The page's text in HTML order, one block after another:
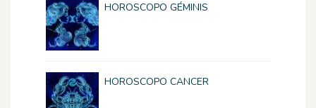
HOROSCOPO GÉMINIS
HOROSCOPO CANCER